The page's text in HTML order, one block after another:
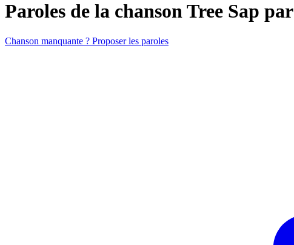
Paroles de la chanson Tree Sap par
Chanson manquante ? Proposer les paroles